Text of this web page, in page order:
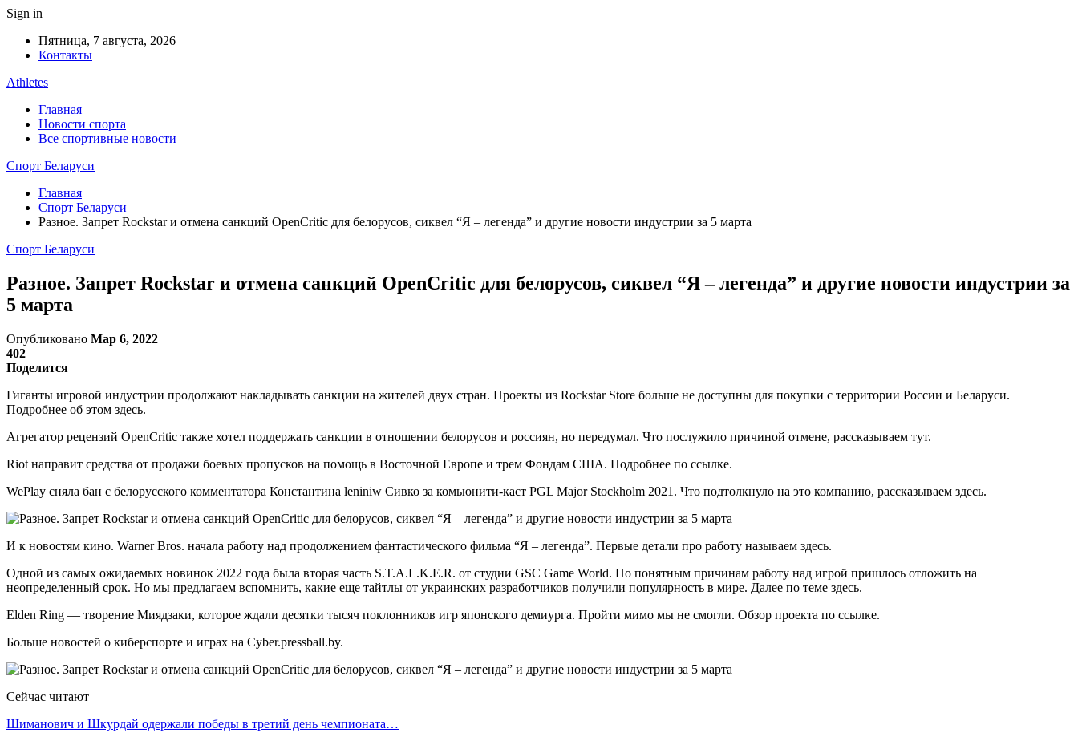
Sign in
Пятница, 7 августа, 2026
Контакты
Athletes
Главная
Новости спорта
Все спортивные новости
Спорт Беларуси
Главная
Спорт Беларуси
Разное. Запрет Rockstar и отмена санкций OpenCritic для белорусов, сиквел “Я – легенда” и другие новости индустрии за 5 марта
Спорт Беларуси
Разное. Запрет Rockstar и отмена санкций OpenCritic для белорусов, сиквел “Я – легенда” и другие новости индустрии за
5 марта
Опубликовано Мар 6, 2022
402
Поделится
Гиганты игровой индустрии продолжают накладывать санкции на жителей двух стран. Проекты из Rockstar Store больше не доступны для покупки с территории России и Беларуси.
Подробнее об этом здесь.
Агрегатор рецензий OpenCritic также хотел поддержать санкции в отношении белорусов и россиян, но передумал. Что послужило причиной отмене, рассказываем тут.
Riot направит средства от продажи боевых пропусков на помощь в Восточной Европе и трем Фондам США. Подробнее по ссылке.
WePlay сняла бан с белорусского комментатора Константина leniniw Сивко за комьюнити-каст PGL Major Stockholm 2021. Что подтолкнуло на это компанию, рассказываем здесь.
И к новостям кино. Warner Bros. начала работу над продолжением фантастического фильма “Я – легенда”. Первые детали про работу называем здесь.
Одной из самых ожидаемых новинок 2022 года была вторая часть S.T.A.L.K.E.R. от студии GSC Game World. По понятным причинам работу над игрой пришлось отложить на
неопределенный срок. Но мы предлагаем вспомнить, какие еще тайтлы от украинских разработчиков получили популярность в мире. Далее по теме здесь.
Elden Ring — творение Миядзаки, которое ждали десятки тысяч поклонников игр японского демиурга. Пройти мимо мы не смогли. Обзор проекта по ссылке.
Больше новостей о киберспорте и играх на Cyber.pressball.by.
Сейчас читают
Шиманович и Шкурдай одержали победы в третий день чемпионата…